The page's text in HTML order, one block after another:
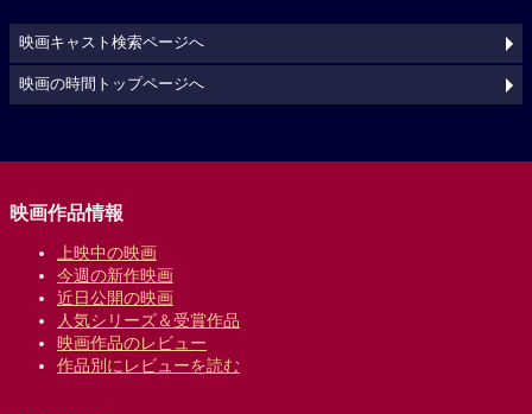
映画キャスト検索ページへ
映画の時間トップページへ
映画作品情報
上映中の映画
今週の新作映画
近日公開の映画
人気シリーズ＆受賞作品
映画作品のレビュー
作品別にレビューを読む